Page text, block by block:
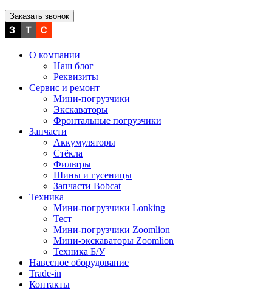
Заказать звонок
О компании
Наш блог
Реквизиты
Сервис и ремонт
Мини-погрузчики
Экскаваторы
Фронтальные погрузчики
Запчасти
Аккумуляторы
Стёкла
Фильтры
Шины и гусеницы
Запчасти Bobcat
Техника
Мини-погрузчики Lonking
Тест
Мини-погрузчики Zoomlion
Мини-экскаваторы Zoomlion
Техника Б/У
Навесное оборудование
Trade-in
Контакты